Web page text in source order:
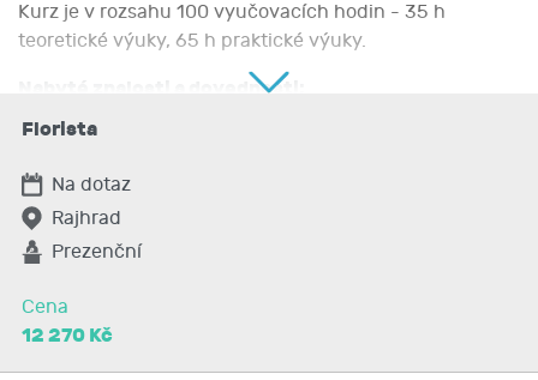
Kurz je v rozsahu 100 vyučovacích hodin - 35 h
teoretické výuky, 65 h praktické výuky.
Nabyté znalosti a dovednosti:
? Absolvent se naučí -různé typy vazeb ( smuteční,
aranžování do nádob ? - dárková vazba ? - seznámení
se sortimentem živých a sušených rostlin ? - floristické
techniky ? - technologické postupy skladování rostlin ?
- seznámení se sortimentem dekoračního materiálu ? -
Florista
Na dotaz
Rajhrad
Prezenční
Cena
12 270 Kč